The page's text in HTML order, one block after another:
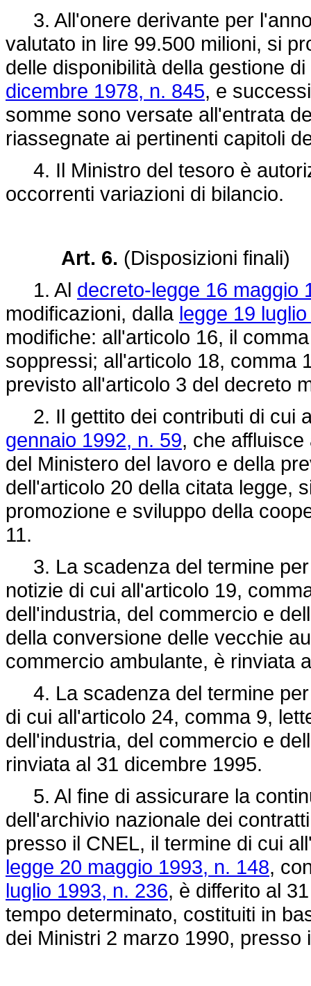
3. All'onere derivante per
valutato in lire 99.500 milioni, si
delle disponibilità della gestione
dicembre 1978, n. 845, e
somme sono versate all'entrata
riassegnate ai pertinenti capitoli
4. Il Ministro del tesoro è
occorrenti variazioni di bilancio.
Art. 6. (Disposizioni finali)
1. Al decreto-legge 16 maggio
modificazioni, dalla legge 19
modifiche: all'articolo 16, il
soppressi; all'articolo 18, comma
previsto all'articolo 3 del decreto
2. Il gettito dei contributi di cui
gennaio 1992, n. 59, che
del Ministero del lavoro e della
dell'articolo 20 della citata legge,
promozione e sviluppo della
11.
3. La scadenza del termine per
notizie di cui all'articolo 19,
dell'industria, del commercio e
della conversione delle vecchie
commercio ambulante, è rinviata
4. La scadenza del termine per
di cui all'articolo 24, comma 9,
dell'industria, del commercio e
rinviata al 31 dicembre 1995.
5. Al fine di assicurare la
dell'archivio nazionale dei
presso il CNEL, il termine di cui
legge 20 maggio 1993, n. 148,
luglio 1993, n. 236, è differito al
tempo determinato, costituiti in
dei Ministri 2 marzo 1990,